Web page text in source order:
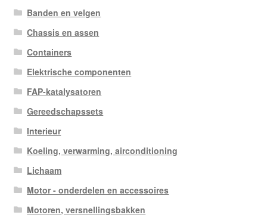
Banden en velgen
Chassis en assen
Containers
Elektrische componenten
FAP-katalysatoren
Gereedschapssets
Interieur
Koeling, verwarming, airconditioning
Lichaam
Motor - onderdelen en accessoires
Motoren, versnellingsbakken